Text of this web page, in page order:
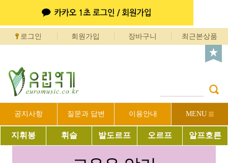
로그인 회원가입 장바구니 최근본상품
공지사항 질문과 답변 이용안내 MENU
지휘봉 휘슬 발도르프 오르프 알프호른